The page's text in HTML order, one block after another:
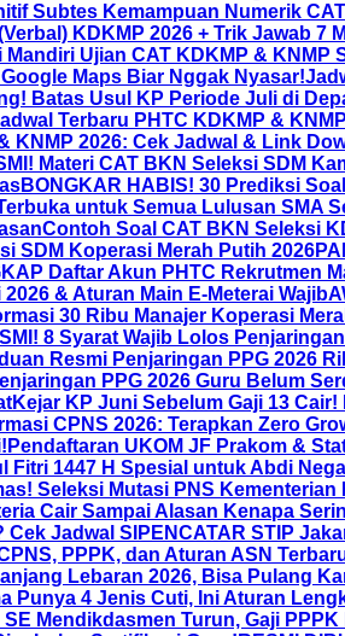
Subtes Kemampuan Numerik
KDKMP 2026 + Trik Jawab 7
Ujian CAT KDKMP &
Maps Biar Nggak Nyasar!
Batas Usul KP Periode Juli di
Terbaru PHTC KDKMP &
KNMP 2026: Cek Jadwal & Link
Materi CAT BKN Seleksi SDM
BONGKAR HABIS! 30 Prediksi
untuk Semua Lulusan SMA
Contoh Soal CAT BKN Seleksi
SDM Koperasi Merah Putih 2026
Daftar Akun PHTC Rekrutmen
& Aturan Main E-Meterai Wajib
30 Ribu Manajer Koperasi
8 Syarat Wajib Lolos
Resmi Penjaringan PPG 2026
PPG 2026 Guru Belum
Kejar KP Juni Sebelum Gaji 13
CPNS 2026: Terapkan Zero
Pendaftaran UKOM JF Prakom &
Fitri 1447 H Spesial untuk Abdi
Seleksi Mutasi PNS
Cair Sampai Alasan Kenapa
Jadwal SIPENCATAR STIP
PPPK, dan Aturan ASN
Lebaran 2026, Bisa Pulang
Punya 4 Jenis Cuti, Ini Aturan
Mendikdasmen Turun, Gaji